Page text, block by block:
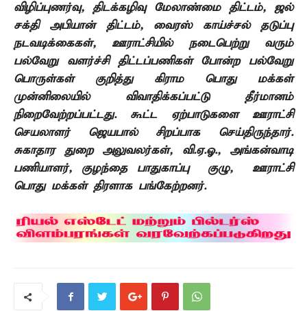
விழிப்புணர்வு, திடக்கழிவு மேலாண்மை திட்டம், ஜல்
சக்தி அபியான் திட்டம், வைரஸ் காய்ச்சல் தடுப்பு
நடவடிக்கைகள்,ஊராட்சியில் நடைபெற்று வரும்
பல்வேறு வளர்ச்சி திட்டப்பணிகள் போன்ற பல்வேறு
பொருள்கள் குறித்து கிராம பொது மக்கள்
முன்னிலையில் விவாதிக்கப்பட்டு தீர்மானம்
நிறைவேற்றப்பட்டது.
கூட்ட ஏற்பாடுகளை ஊராட்சி
செயலாளர் ஜெயபால் சிறப்பாக செய்திருந்தார்.
சுகாதார துறை அலுவலர்கள், வி.ஏ.ஓ., அங்கன்வாடி
பணியாளர், குழந்தை பாதுகாப்பு குழு,ஊராட்சி
பொது மக்கள் திரளாக பங்கேற்றனர்.